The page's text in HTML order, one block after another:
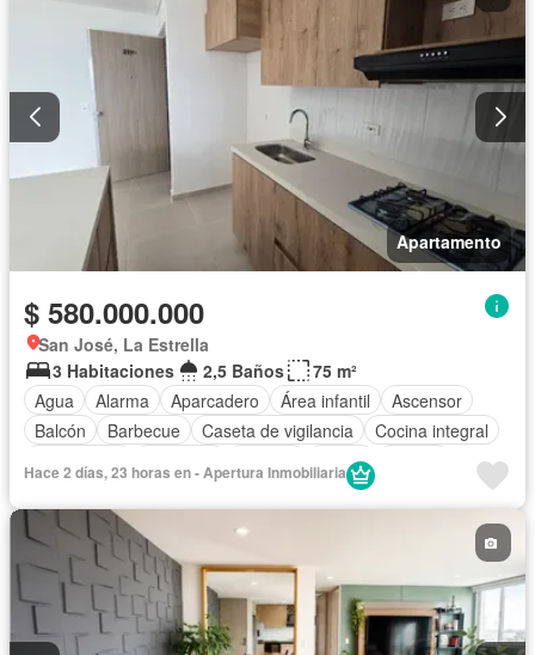
Apartamento
$ 580.000.000
San José, La Estrella
3 Habitaciones
2,5 Baños
75 m²
Agua
Alarma Aparcadero Área infantil
Ascensor
Balcón
Barbecue Caseta de vigilancia
Cocina integral
Jardín
Wifi
Hace 2 días, 23 horas en - Apertura Inmobiliaria